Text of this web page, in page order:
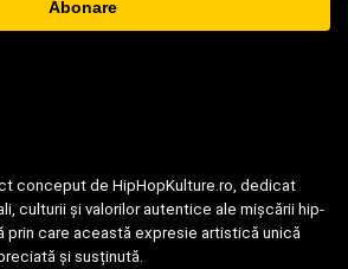
conceput de HipHopKulture.ro, dedicat
culturii și valorilor autentice ale mișcării hip-
prin care această expresie artistică unică
și susținută.